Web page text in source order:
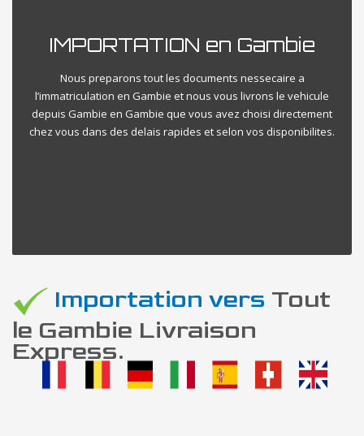
IMPORTATION en Gambie
Nous preparons tout les documents nessecaire a
l’immatriculation en Gambie et nous vous livrons le vehicule
depuis Gambie en Gambie que vous avez choisi directement
chez vous dans des delais rapides et selon vos disponibilites.
Importation vers Tout
le Gambie Livraison
Express.